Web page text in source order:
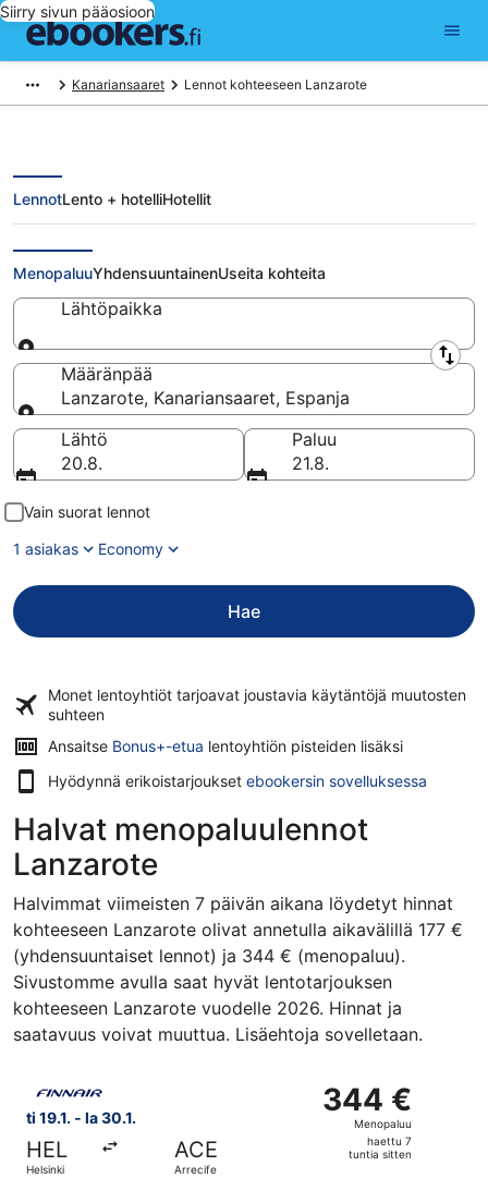
Siirry sivun pääosioon
Kanariansaaret Lennot kohteeseen Lanzarote
Halvat lennot Lanzarote
LennotLento + hotelliHotellit
MenopaluuYhdensuuntainenUseita kohteita
Lähtöpaikka
Lähtöpaikka
Määränpää
Lanzarote, Kanariansaaret, Espanja
Määränpää
Lähtö
20.8.
Paluu
21.8.
Vain suorat lennot
1 asiakas
Economy
Hae
Monet lentoyhtiöt tarjoavat joustavia käytäntöjä muutosten
suhteen
Ansaitse Bonus+-etua lentoyhtiön pisteiden lisäksi
Hyödynnä erikoistarjoukset ebookersin sovelluksessa
Halvat menopaluulennot
Lanzarote
Halvimmat viimeisten 7 päivän aikana löydetyt hinnat
kohteeseen Lanzarote olivat annetulla aikavälillä 177 €
(yhdensuuntaiset lennot) ja 344 € (menopaluu).
Sivustomme avulla saat hyvät lentotarjouksen
kohteeseen Lanzarote vuodelle 2026. Hinnat ja
saatavuus voivat muuttua. Lisäehtoja sovelletaan.
ti 19.1. - la 30.1.
HEL
Helsinki
ACE
Arrecife
344 €
Menopaluu,
haettu
344 €
Menopaluu
haettu 7
tuntia sitten